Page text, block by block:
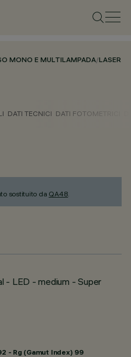
MONO E MULTILAMPADA/LASER
DATI TECNICI DATI FOTOMETRICI
sostituito da QA48.
- LED - medium - Super
- Rg (Gamut Index) 99